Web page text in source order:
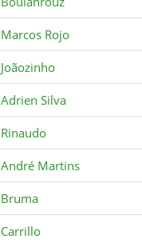
Marcos Rojo
Joãozinho
Adrien Silva
Rinaudo
André Martins
Bruma
Carrillo